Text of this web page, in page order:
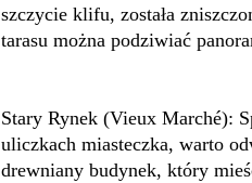
szczycie klifu, została
tarasu można podziwiać
Stary Rynek (Vieux Marché):
uliczkach miasteczka, warto
drewniany budynek, który